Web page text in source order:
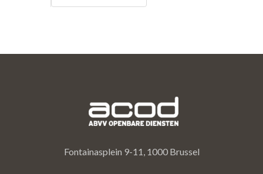
Fontainasplein 9-11, 1000 Brussel